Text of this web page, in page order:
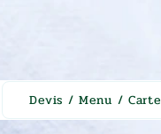
Devis / Menu / Carte